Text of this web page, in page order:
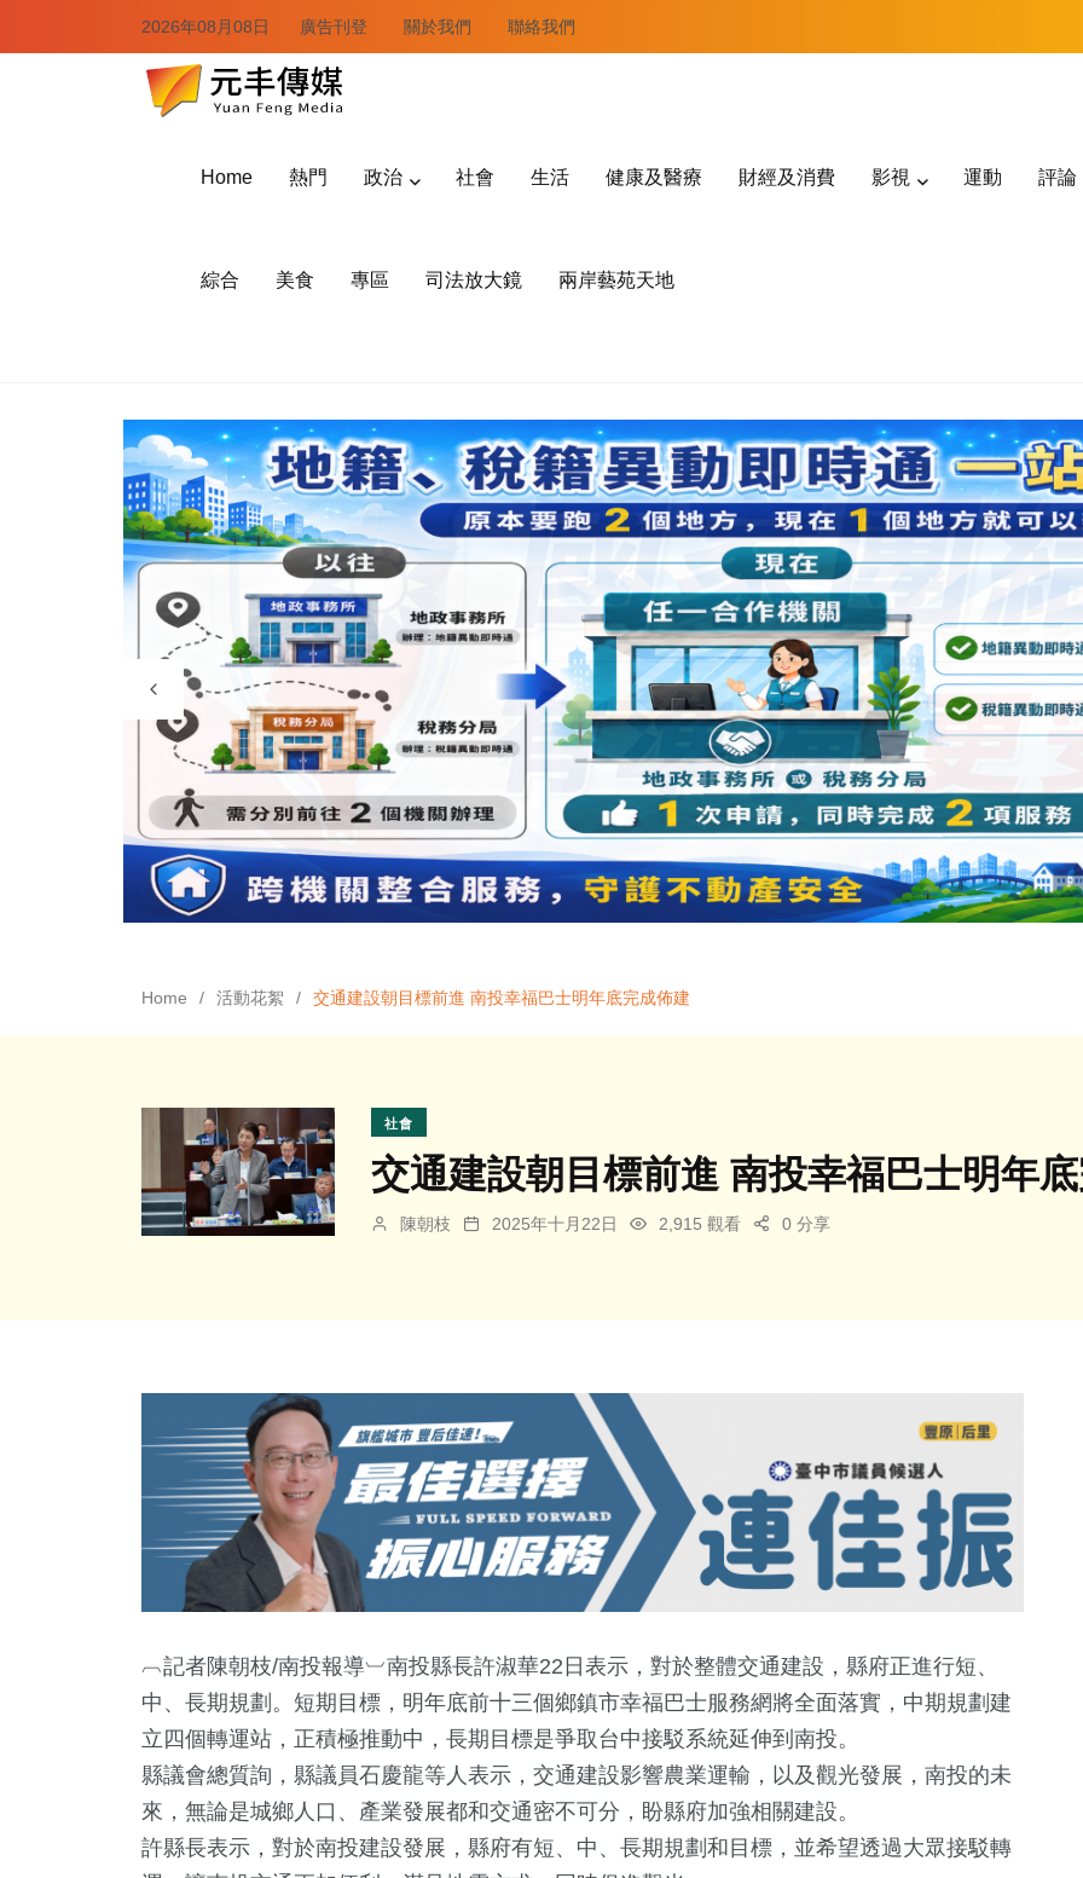
2026年08月08日 廣告刊登 關於我們 聯絡我們
Home 熱門 政治 社會 生活 健康及醫療 財經及消費 影視 運動 評論
綜合 美食 專區 司法放大鏡 兩岸藝苑天地
Home 活動花絮 交通建設朝目標前進 南投幸福巴士明年底完成佈建
社會
交通建設朝目標前進 南投幸福巴士明年
陳朝枝 2025年十月22日 2,915 觀看 0 分享
︹記者陳朝枝/南投報導︺南投縣長許淑華22日表示，對於整體交通建設，縣府正進行短、
中、長期規劃。短期目標，明年底前十三個鄉鎮市幸福巴士服務網將全面落實，中期規劃建
立四個轉運站，正積極推動中，長期目標是爭取台中接駁系統延伸到南投。
縣議會總質詢，縣議員石慶龍等人表示，交通建設影響農業運輸，以及觀光發展，南投的未
來，無論是城鄉人口、產業發展都和交通密不可分，盼縣府加強相關建設。
許縣長表示，對於南投建設發展，縣府有短、中、長期規劃和目標，並希望透過大眾接駁轉